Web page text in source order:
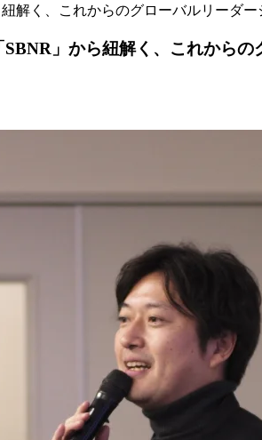
解く、これからのグローバルリーダ
」から紐解く、これから